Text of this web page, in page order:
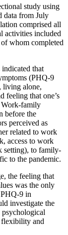
study using
data from July
comprised all
activities included
whom completed
that
(PHQ-9
living alone,
feeling that one’s
Work-family
before the
perceived as
related to work
access to work
setting), to family-
to the pandemic.
the feeling that
was the only
9 in
investigate the
psychological
flexibility and